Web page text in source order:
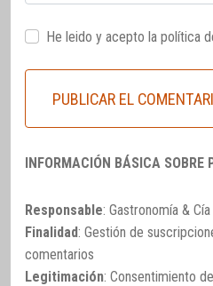
He leido y acepto la política
INFORMACIÓN BÁSICA SOBRE
Responsable: Gastronomía & Cía
Finalidad: Gestión de
comentarios
Legitimación: Consentimiento